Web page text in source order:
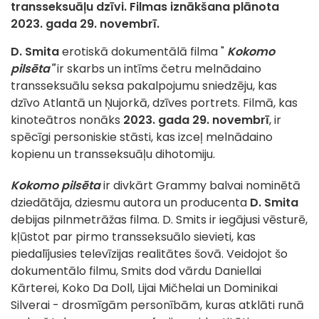
transseksuāļu dzīvi. Filmas iznākšana plānota
2023. gada 29. novembrī.
D. Smitaerotiskā dokumentālā filma " Kokomo
pilsēta"ir skarbs un intīms četru melnādaino
transseksuālu seksa pakalpojumu sniedzēju, kas
dzīvo Atlantā un Ņujorkā, dzīves portrets. Filmā, kas
kinoteātros nonāks 2023. gada 29. novembrī, ir
spēcīgi personiskie stāsti, kas izceļ melnādaino
kopienu un transseksuāļu dihotomiju.
Kokomo pilsētair divkārt Grammy balvai nominētā
dziedātāja, dziesmu autora un producenta D. Smita
debijas pilnmetrāžas filma. D. Smits ir iegājusi vēsturē,
kļūstot par pirmo transseksuālo sievieti, kas
piedalījusies televīzijas realitātes šovā. Veidojot šo
dokumentālo filmu, Smits dod vārdu Daniellai
Kārterei, Koko Da Doll, Lijai Mičhelai un Dominikai
Silverai - drosmīgām personībām, kuras atklāti runā